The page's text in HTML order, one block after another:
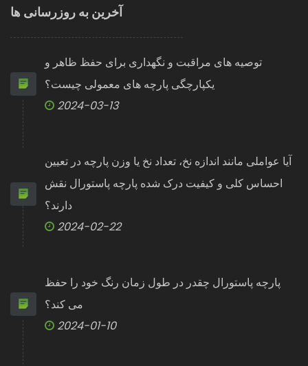
آخرین به روزرسانی ها
توصیه های مراقبت و نگهداری برای حفظ ظاهر و
یکپارچگی پارچه های معمولی چیست؟
2024-03-13
آیا عواملی مانند اندازه نخ، تعداد نخ یا وزن پارچه در تعیین
احساس کلی و کیفیت درک شده پارچه پاستورال نقش
دارند؟
2024-02-22
پارچه پاستورال چقدر در طول زمان رنگ خود را حفظ
می کند؟
2024-01-10